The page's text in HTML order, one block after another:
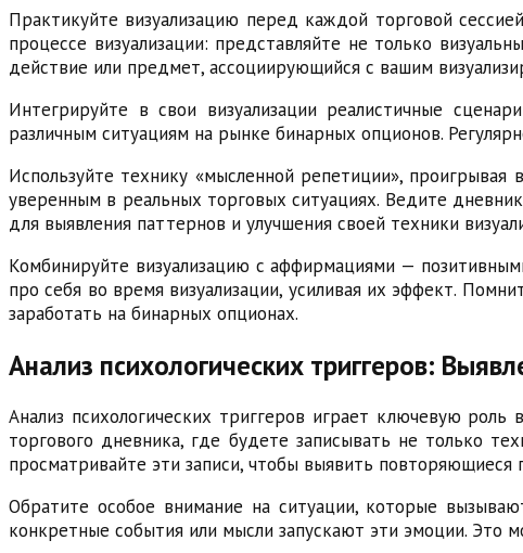
Практикуйте визуализацию перед каждой торговой
процессе визуализации: представляйте не только
действие или предмет, ассоциирующийся с вашим
Интегрируйте в свои визуализации реалистичные
различным ситуациям на рынке бинарных опционов.
Используйте технику «мысленной репетиции»,
уверенным в реальных торговых ситуациях. Ведите
для выявления паттернов и улучшения своей техники
Комбинируйте визуализацию с аффирмациями —
про себя во время визуализации, усиливая их эффект.
заработать на бинарных опционах.
Анализ психологических триггеров:
Анализ психологических триггеров играет ключевую
торгового дневника, где будете записывать не только
просматривайте эти записи, чтобы выявить
Обратите особое внимание на ситуации, которые
конкретные события или мысли запускают эти эмоции. Это